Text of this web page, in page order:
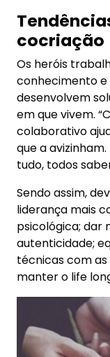
cocriação
Os heróis
conhecimento e
desenvolvem
em que vivem.
colaborativo
que a
tudo, todos
Sendo assim,
liderança mais
psicológica; dar
autenticidade;
técnicas com
manter o life